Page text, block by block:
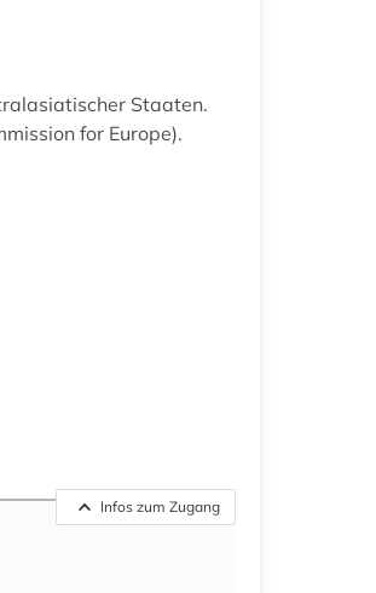
Staaten.
for Europe).
Infos zum Zugang